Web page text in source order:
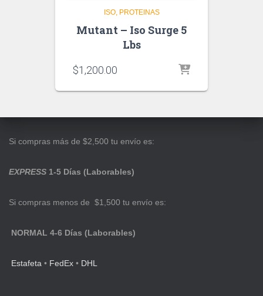
ISO PROTEINAS
Mutant – Iso Surge 5
Lbs
$1,200.00
Si compras más de $2,500 tu envío es:
EXPRESS 1-5 Días (Laborables)
Si compras menos de $1,500 tu envío es:
NORMAL 4-6 Días (Laborables)
Estafeta • FedEx • DHL